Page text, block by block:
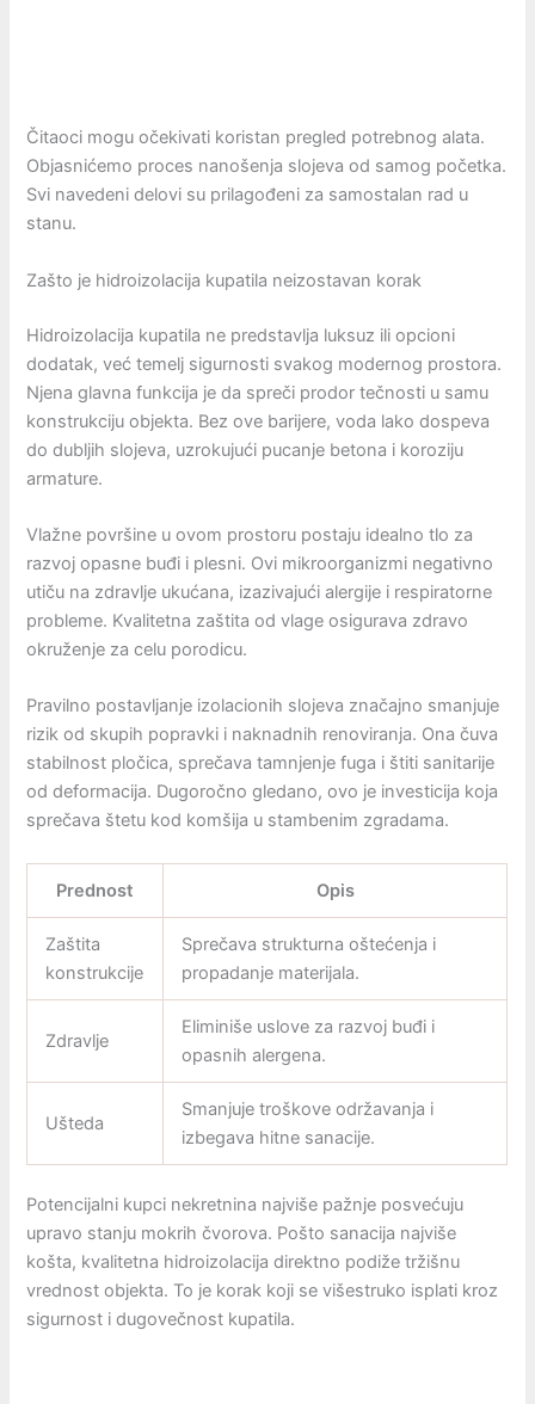
Čitaoci mogu očekivati koristan pregled potrebnog alata.
Objasnićemo proces nanošenja slojeva od samog početka.
Svi navedeni delovi su prilagođeni za samostalan rad u
stanu.
Zašto je hidroizolacija kupatila neizostavan korak
Hidroizolacija kupatila ne predstavlja luksuz ili opcioni
dodatak, već temelj sigurnosti svakog modernog prostora.
Njena glavna funkcija je da spreči prodor tečnosti u samu
konstrukciju objekta. Bez ove barijere, voda lako dospeva
do dubljih slojeva, uzrokujući pucanje betona i koroziju
armature.
Vlažne površine u ovom prostoru postaju idealno tlo za
razvoj opasne buđi i plesni. Ovi mikroorganizmi negativno
utiču na zdravlje ukućana, izazivajući alergije i respiratorne
probleme. Kvalitetna zaštita od vlage osigurava zdravo
okruženje za celu porodicu.
Pravilno postavljanje izolacionih slojeva značajno smanjuje
rizik od skupih popravki i naknadnih renoviranja. Ona čuva
stabilnost pločica, sprečava tamnjenje fuga i štiti sanitarije
od deformacija. Dugoročno gledano, ovo je investicija koja
sprečava štetu kod komšija u stambenim zgradama.
Prednost Opis
Zaštita
konstrukcije
Sprečava strukturna oštećenja i
propadanje materijala.
Zdravlje
Eliminiše uslove za razvoj buđi i
opasnih alergena.
Ušteda
Smanjuje troškove održavanja i
izbegava hitne sanacije.
Potencijalni kupci nekretnina najviše pažnje posvećuju
upravo stanju mokrih čvorova. Pošto sanacija najviše
košta, kvalitetna hidroizolacija direktno podiže tržišnu
vrednost objekta. To je korak koji se višestruko isplati kroz
sigurnost i dugovečnost kupatila.